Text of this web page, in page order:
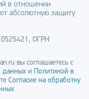
в отношении
абсолютную защиту
ОГРН
вы соглашаетесь с
данных и Политикой в
Согласие на обработку